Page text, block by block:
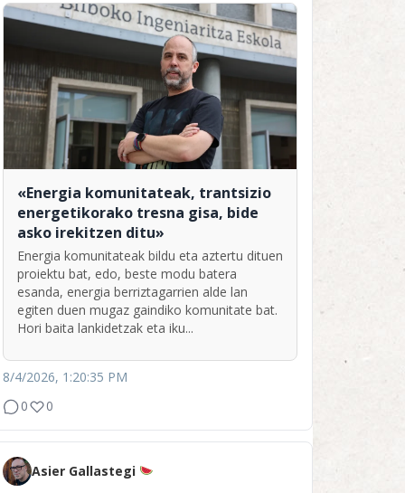
«Energia komunitateak, trantsizio
energetikorako tresna gisa, bide
asko irekitzen ditu»
Energia komunitateak bildu eta aztertu dituen
proiektu bat, edo, beste modu batera
esanda, energia berriztagarrien alde lan
egiten duen mugaz gaindiko komunitate bat.
Hori baita lankidetzak eta iku...
8/4/2026, 1:20:35 PM
0
0
Asier Gallastegi